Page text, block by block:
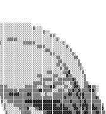
░▒
░▒
▒
░░
░░░░░░░░░░░░░░░░░░░
▒░░▒▒▒▒▒▒▒▒▒▓▓▓▓▓▓▓▓▓▓▓▓▓▓▓▓▓▓▒▒▒▒▒▓▒▒▒▒▓▒▓▒▒▒▒▒▒▒▒
▒░░░░░░░▒▒▒▒▓░░░▒▒▓▓▓▓▓▓▓▓▓▓▓▓▓▓▓▒▒▒▓▓▒▒▓▒▓▒▒▓▓▓▒▒▓
▒░░░░░░░▒▒▒▒▒░░░░░░▒▒▓▓▓▓▓▓▓▓▓▓▓▓▓▒▒▓▓▒▒▓▓▒▒▒▒▓▓▒▒▒